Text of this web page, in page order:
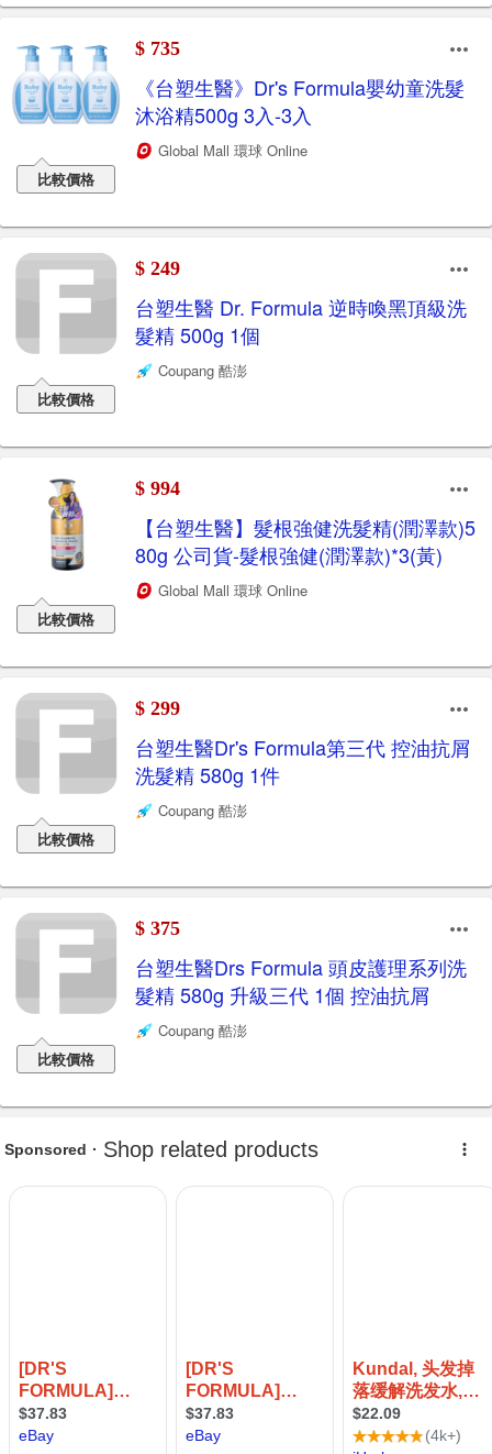
比較價格
$ 735
《台塑生醫》Dr's Formula嬰幼童洗髮
沐浴精500g 3入-3入
Global Mall 環球 Online
比較價格
$ 249
台塑生醫 Dr. Formula 逆時喚黑頂級洗
髮精 500g 1個
Coupang 酷澎
比較價格
$ 994
【台塑生醫】髮根強健洗髮精(潤澤款)5
80g 公司貨-髮根強健(潤澤款)*3(黃)
Global Mall 環球 Online
比較價格
$ 299
台塑生醫Dr's Formula第三代 控油抗屑
洗髮精 580g 1件
Coupang 酷澎
比較價格
$ 375
台塑生醫Drs Formula 頭皮護理系列洗
髮精 580g 升級三代 1個 控油抗屑
Coupang 酷澎